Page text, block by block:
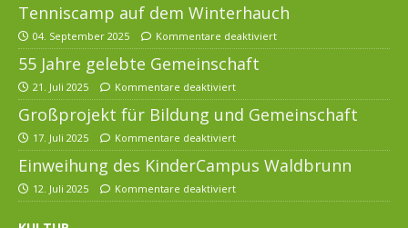
Tenniscamp auf dem Winterhauch
04. September 2025 Kommentare deaktiviert
55 Jahre gelebte Gemeinschaft
21. Juli 2025 Kommentare deaktiviert
Großprojekt für Bildung und Gemeinschaft
17. Juli 2025 Kommentare deaktiviert
Einweihung des KinderCampus Waldbrunn
12. Juli 2025 Kommentare deaktiviert